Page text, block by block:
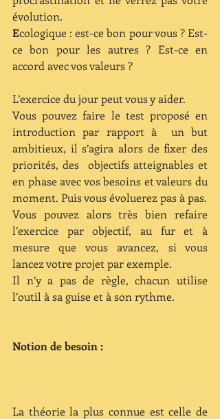
évolution.
Ecologique : est-ce bon pour vous ? Est-
ce bon pour les autres ? Est-ce en
accord avec vos valeurs ?
L’exercice du jour peut vous y aider.
Vous pouvez faire le test proposé en
introduction par rapport à  un but
ambitieux, il s’agira alors de fixer des
priorités, des  objectifs atteignables et
en phase avec vos besoins et valeurs du
moment. Puis vous évoluerez pas à pas.
Vous pouvez alors très bien refaire
l’exercice par objectif, au fur et à
mesure que vous avancez, si vous
lancez votre projet par exemple.
Il n’y a pas de règle, chacun utilise
l’outil à sa guise et à son rythme.
Notion de besoin :
La théorie la plus connue est celle de